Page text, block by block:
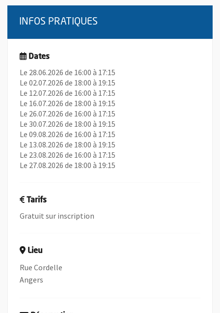
INFOS PRATIQUES
Dates
Le 28.06.2026 de 16:00 à 17:15
Le 02.07.2026 de 18:00 à 19:15
Le 12.07.2026 de 16:00 à 17:15
Le 16.07.2026 de 18:00 à 19:15
Le 26.07.2026 de 16:00 à 17:15
Le 30.07.2026 de 18:00 à 19:15
Le 09.08.2026 de 16:00 à 17:15
Le 13.08.2026 de 18:00 à 19:15
Le 23.08.2026 de 16:00 à 17:15
Le 27.08.2026 de 18:00 à 19:15
Tarifs
Gratuit sur inscription
Lieu
Rue Cordelle
Angers